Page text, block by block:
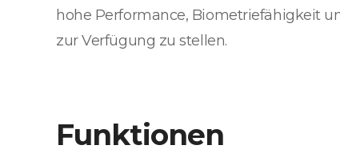
hohe Performance, Biometriefähigkeit
zur Verfügung zu stellen.
Funktionen